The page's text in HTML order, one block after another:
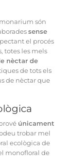
són
sense
el procés
totes les mels
nèctar de
de tots els
de nèctar que
únicament
trobar mel
ecològica de
monofloral de